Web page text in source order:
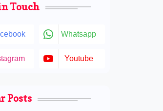
Touch
Whatsapp
Youtube
Posts